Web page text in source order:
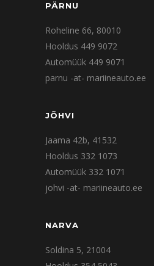
PÄRNU
Roheline 66, 80010
Hooldus 449 9072
Automüük 449 9071
parnu -at- mariineauto.ee
JÕHVI
Jaama 42b, 41532
Hooldus 332 1073
Automüük 332 1071
johvi -at- mariineauto.ee
NARVA
Soldina 5, 21004